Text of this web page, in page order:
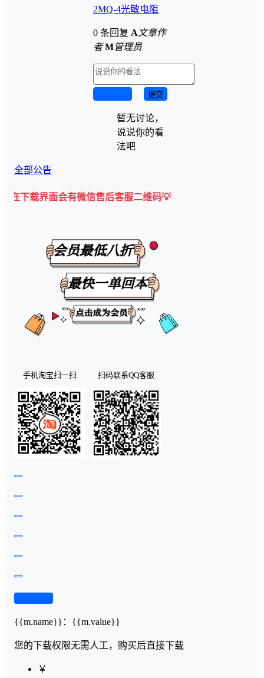
2MQ-4光敏电阻
0 条回复 A 文章作
者 M管理员
提交
暂无讨论，
说说你的看
法吧
全部公告
界面会有微信售后客服二维码💡
手机淘宝扫一扫 扫码联系QQ客服
{{m.name}} ： {{m.value}}
您的下载权限无需人工，购买后直接下载
￥